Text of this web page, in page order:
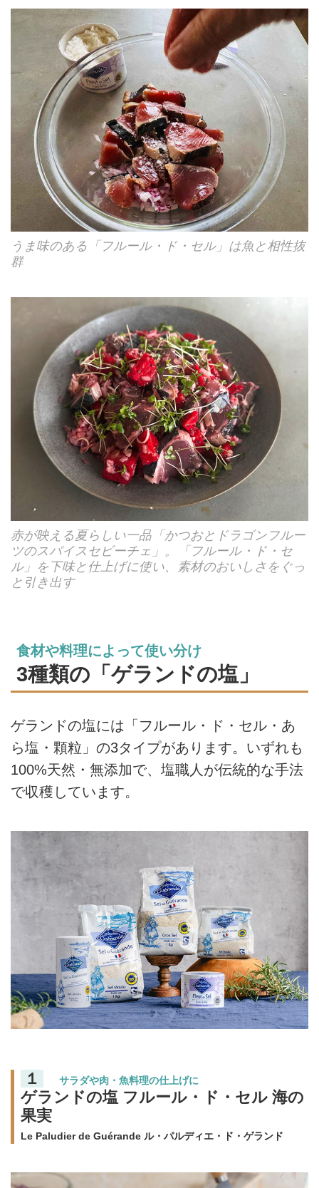
うま味のある「フルール・ド・セル」は魚と相性抜
群
赤が映える夏らしい一品「かつおとドラゴンフルー
ツのスパイスセビーチェ」。「フルール・ド・セ
ル」を下味と仕上げに使い、素材のおいしさをぐっ
と引き出す
食材や料理によって使い分け
3種類の「ゲランドの塩」
ゲランドの塩には「フルール・ド・セル・あ
ら塩・顆粒」の3タイプがあります。いずれも
100%天然・無添加で、塩職人が伝統的な手法
で収穫しています。
１ サラダや肉・魚料理の仕上げに
ゲランドの塩 フルール・ド・セル 海の
果実
Le Paludier de Guérande ル・パルディエ・ド・ゲランド